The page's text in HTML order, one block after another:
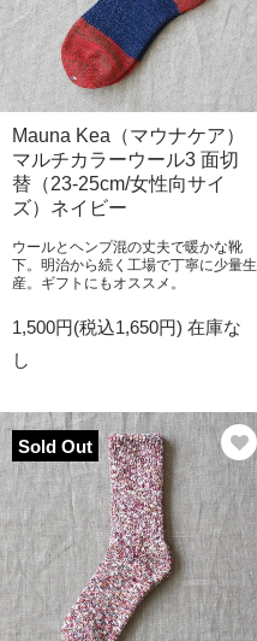
Mauna Kea（マウナケア）
マルチカラーウール3 面切
替（23-25cm/女性向サイ
ズ）ネイビー
ウールとヘンプ混の丈夫で暖かな靴
下。明治から続く工場で丁寧に少量生
産。ギフトにもオススメ。
1,500円(税込1,650円) 在庫な
し
Sold Out